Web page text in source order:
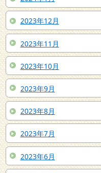
2023年12月
2023年11月
2023年10月
2023年9月
2023年8月
2023年7月
2023年6月